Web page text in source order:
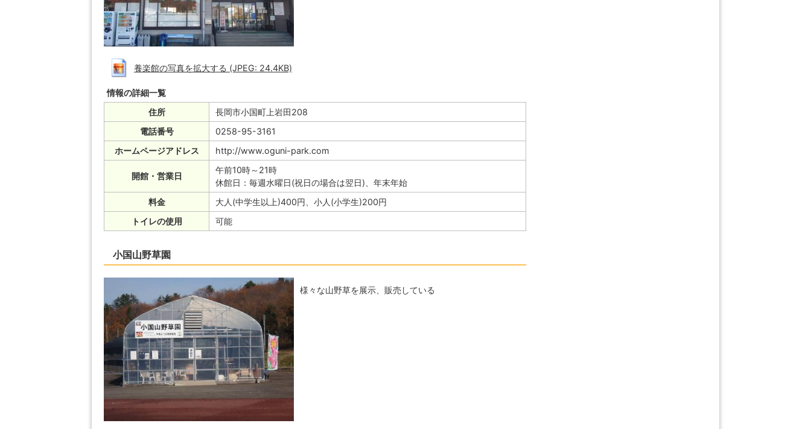
養楽館の写真を拡大する (JPEG: 24.4KB)
情報の詳細一覧
住所
長岡市小国町上岩田208
電話番号
0258-95-3161
ホームページアドレス
http://www.oguni-park.com
開館・営業日
午前10時～21時
休館日：毎週水曜日(祝日の場合は翌日)、年末年始
料金
大人(中学生以上)400円、小人(小学生)200円
トイレの使用
可能
小国山野草園
様々な山野草を展示、販売している